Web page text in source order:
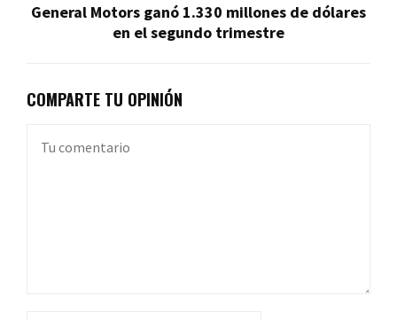
General Motors ganó 1.330 millones de dólares
en el segundo trimestre
COMPARTE TU OPINIÓN